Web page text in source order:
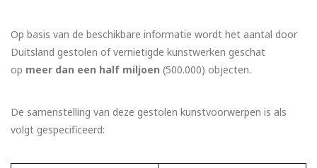
Op basis van de beschikbare informatie wordt het aantal door
Duitsland gestolen of vernietigde kunstwerken geschat
op meer dan een half miljoen (500.000) objecten.
De samenstelling van deze gestolen kunstvoorwerpen is als
volgt gespecificeerd: